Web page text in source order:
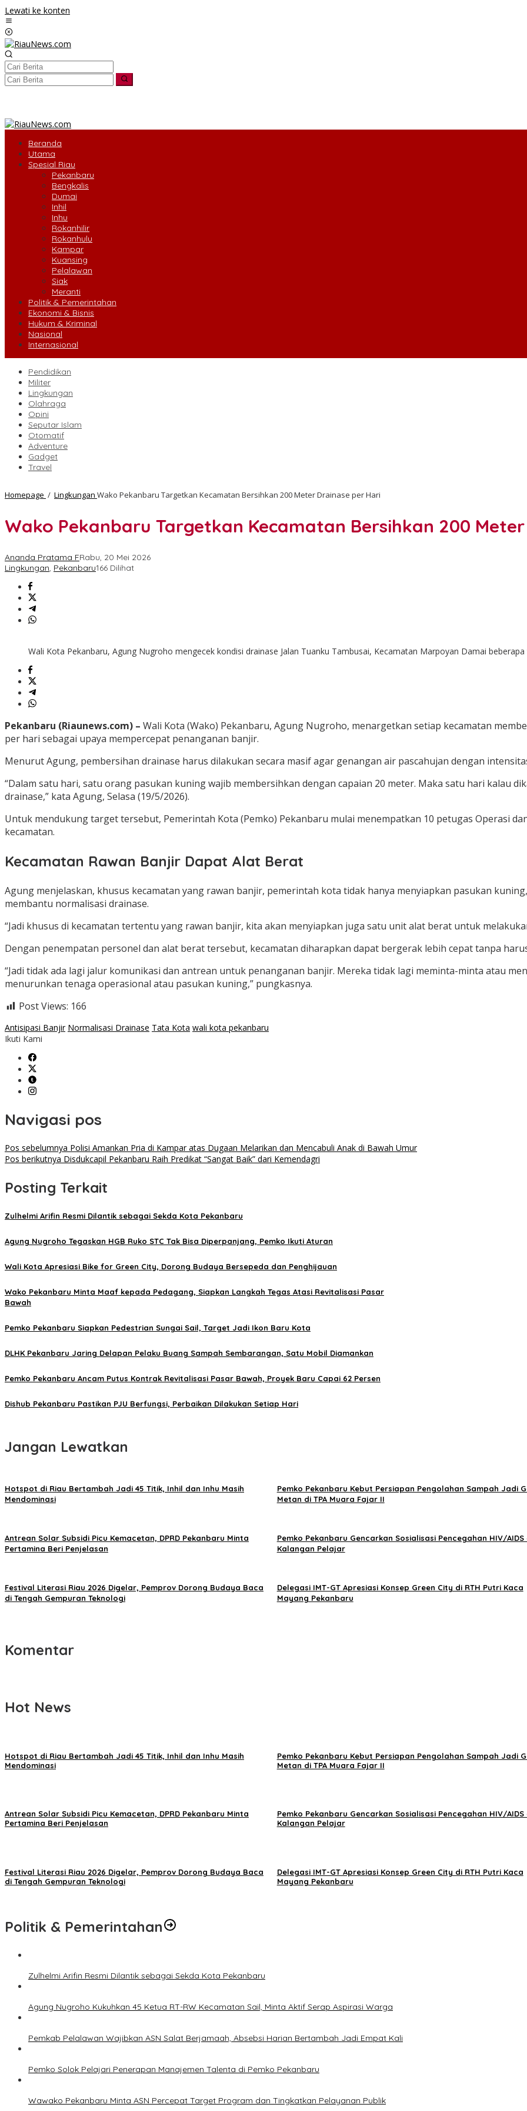
Lewati ke konten
Beranda
Utama
Spesial Riau
Pekanbaru
Bengkalis
Dumai
Inhil
Inhu
Rokanhilir
Rokanhulu
Kampar
Kuansing
Pelalawan
Siak
Meranti
Politik & Pemerintahan
Ekonomi & Bisnis
Hukum & Kriminal
Nasional
Internasional
Pendidikan
Militer
Lingkungan
Olahraga
Opini
Seputar Islam
Otomatif
Adventure
Gadget
Travel
Homepage / Lingkungan Wako Pekanbaru Targetkan Kecamatan Bersihkan 200 Meter Drainase per Hari
Wako Pekanbaru Targetkan Kecamatan Bersihkan 200
Ananda Pratama FRabu, 20 Mei 2026
Lingkungan, Pekanbaru166 Dilihat
Wali Kota Pekanbaru, Agung Nugroho mengecek kondisi drainase Jalan Tuanku Tambusai, Kecamatan Marpoyan Damai
Pekanbaru (Riaunews.com) – Wali Kota (Wako) Pekanbaru, Agung Nugroho, menargetkan setiap kecamatan
per hari sebagai upaya mempercepat penanganan banjir.
Menurut Agung, pembersihan drainase harus dilakukan secara masif agar genangan air pascahujan dengan
“Dalam satu hari, satu orang pasukan kuning wajib membersihkan dengan capaian 20 meter. Maka satu hari kalau
drainase,” kata Agung, Selasa (19/5/2026).
Untuk mendukung target tersebut, Pemerintah Kota (Pemko) Pekanbaru mulai menempatkan 10 petugas Operasi
kecamatan.
Kecamatan Rawan Banjir Dapat Alat Berat
Agung menjelaskan, khusus kecamatan yang rawan banjir, pemerintah kota tidak hanya menyiapkan pasukan
membantu normalisasi drainase.
“Jadi khusus di kecamatan tertentu yang rawan banjir, kita akan menyiapkan juga satu unit alat berat untuk
Dengan penempatan personel dan alat berat tersebut, kecamatan diharapkan dapat bergerak lebih cepat tanpa
“Jadi tidak ada lagi jalur komunikasi dan antrean untuk penanganan banjir. Mereka tidak lagi meminta-minta atau
menurunkan tenaga operasional atau pasukan kuning,” pungkasnya.
Post Views: 166
Antisipasi Banjir Normalisasi Drainase Tata Kota wali kota pekanbaru
Ikuti Kami
Navigasi pos
Pos sebelumnya Polisi Amankan Pria di Kampar atas Dugaan Melarikan dan Mencabuli Anak di Bawah Umur
Pos berikutnya Disdukcapil Pekanbaru Raih Predikat “Sangat Baik” dari Kemendagri
Posting Terkait
Zulhelmi Arifin Resmi Dilantik sebagai Sekda Kota Pekanbaru
Agung Nugroho Tegaskan HGB Ruko STC Tak Bisa Diperpanjang, Pemko Ikuti Aturan
Wali Kota Apresiasi Bike for Green City, Dorong Budaya Bersepeda dan Penghijauan
Wako Pekanbaru Minta Maaf kepada Pedagang, Siapkan Langkah Tegas Atasi Revitalisasi Pasar
Bawah
Pemko Pekanbaru Siapkan Pedestrian Sungai Sail, Target Jadi Ikon Baru Kota
DLHK Pekanbaru Jaring Delapan Pelaku Buang Sampah Sembarangan, Satu Mobil Diamankan
Pemko Pekanbaru Ancam Putus Kontrak Revitalisasi Pasar Bawah, Proyek Baru Capai 62 Persen
Dishub Pekanbaru Pastikan PJU Berfungsi, Perbaikan Dilakukan Setiap Hari
Jangan Lewatkan
Hotspot di Riau Bertambah Jadi 45 Titik, Inhil dan Inhu Masih
Mendominasi
Pemko Pekanbaru Kebut Persiapan Pengolahan Sampah Jadi
Metan di TPA Muara Fajar II
Antrean Solar Subsidi Picu Kemacetan, DPRD Pekanbaru Minta
Pertamina Beri Penjelasan
Pemko Pekanbaru Gencarkan Sosialisasi Pencegahan HIV/AIDS
Kalangan Pelajar
Festival Literasi Riau 2026 Digelar, Pemprov Dorong Budaya Baca
di Tengah Gempuran Teknologi
Delegasi IMT-GT Apresiasi Konsep Green City di RTH Putri Kaca
Mayang Pekanbaru
Komentar
Hot News
Hotspot di Riau Bertambah Jadi 45 Titik, Inhil dan Inhu Masih
Mendominasi
Pemko Pekanbaru Kebut Persiapan Pengolahan Sampah Jadi
Metan di TPA Muara Fajar II
Antrean Solar Subsidi Picu Kemacetan, DPRD Pekanbaru Minta
Pertamina Beri Penjelasan
Pemko Pekanbaru Gencarkan Sosialisasi Pencegahan HIV/AIDS
Kalangan Pelajar
Festival Literasi Riau 2026 Digelar, Pemprov Dorong Budaya Baca
di Tengah Gempuran Teknologi
Delegasi IMT-GT Apresiasi Konsep Green City di RTH Putri Kaca
Mayang Pekanbaru
Politik & Pemerintahan
Zulhelmi Arifin Resmi Dilantik sebagai Sekda Kota Pekanbaru
Agung Nugroho Kukuhkan 45 Ketua RT-RW Kecamatan Sail, Minta Aktif Serap Aspirasi Warga
Pemkab Pelalawan Wajibkan ASN Salat Berjamaah, Absebsi Harian Bertambah Jadi Empat Kali
Pemko Solok Pelajari Penerapan Manajemen Talenta di Pemko Pekanbaru
Wawako Pekanbaru Minta ASN Percepat Target Program dan Tingkatkan Pelayanan Publik